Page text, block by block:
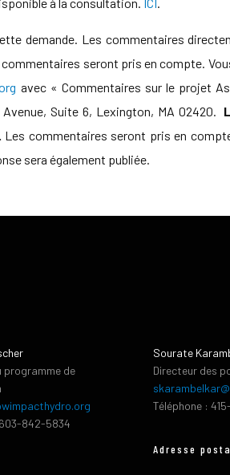
demande. Les commentaires
seront pris en compte.
avec « Commentaires sur le projet
Suite 6, Lexington, MA 02420.
Les commentaires seront pris en
sera également publiée.
programme de
842-5834
Sourate
Directeur des
Téléphone :
Adresse